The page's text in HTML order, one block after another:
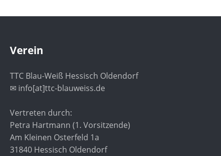
Verein
TTC Blau-Weiß Hessisch Oldendorf
✉ info[at]ttc-blauweiss.de
Vertreten durch:
Petra Hartmann (1. Vorsitzende)
Am Kleinen Osterfeld 1a
31840 Hessisch Oldendorf